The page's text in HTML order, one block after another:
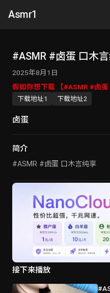
Asmr1
#ASMR #卤蛋 口木
2025年8月1日
假如你想下载 【#ASMR #卤蛋
下载地址1 下载地址2
卤蛋
简介
#ASMR #卤蛋 口木言纯享
接下来播放
#ASMR #卤蛋